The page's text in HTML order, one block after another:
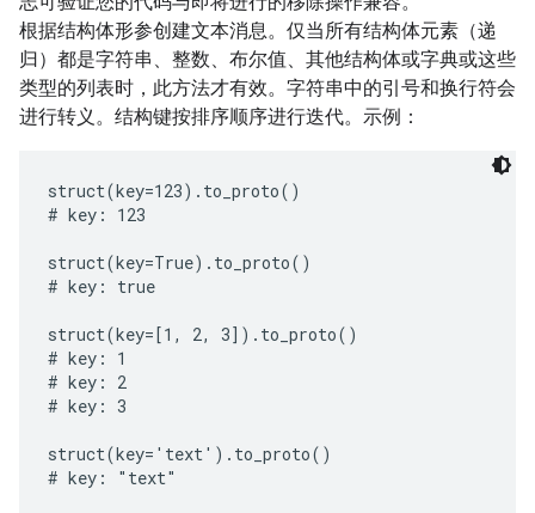
根据结构体形参创建文本消息。仅当所有结构体元素（递
归）都是字符串、整数、布尔值、其他结构体或字典或这些
类型的列表时，此方法才有效。字符串中的引号和换行符会
进行转义。结构键按排序顺序进行迭代。示例：
struct(key=123).to_proto()
# key: 123
struct(key=True).to_proto()
# key: true
struct(key=[1, 2, 3]).to_proto()
# key: 1
# key: 2
# key: 3
struct(key='text').to_proto()
# key: "text"